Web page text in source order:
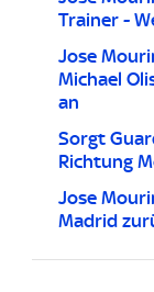
Trainer -
Jose
Michael
an
Sorgt
Richtung
Jose
Madrid